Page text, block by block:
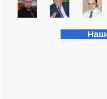
Наше